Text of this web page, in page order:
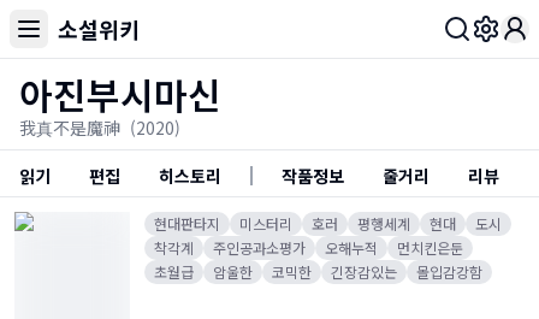
소설위키
아진부시마신
我真不是魔神 (2020)
읽기
편집 히스토리 작품정보 줄거리 리뷰
현대판타지 미스터리 호러 평행세계 현대
도시
착각계
주인공과소평가 오해누적
먼치킨은둔
초월급
암울한 코믹한 긴장감있는 몰입감강함